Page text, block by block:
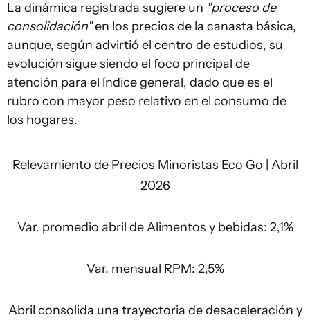
La dinámica registrada sugiere un "proceso de
consolidación"en los precios de la canasta básica,
aunque, según advirtió el centro de estudios, su
evolución sigue siendo el foco principal de
atención para el índice general, dado que es el
rubro con mayor peso relativo en el consumo de
los hogares.
Relevamiento de Precios Minoristas Eco Go | Abril
2026
Var. promedio abril de Alimentos y bebidas: 2,1%
Var. mensual RPM: 2,5%
Abril consolida una trayectoria de desaceleración y